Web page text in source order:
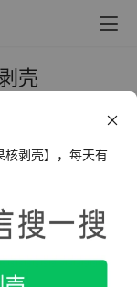
壳
备是否已连接到
试访问其他网站
核剥壳】，每天有